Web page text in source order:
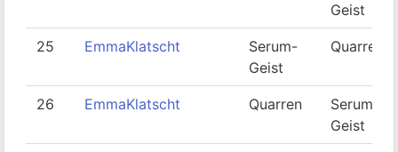
Geist
25 EmmaKlatscht
Serum-
Geist
Quarren
26 EmmaKlatscht Quarren
Serum-
Geist